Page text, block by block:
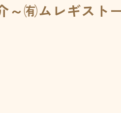
～㈲ムレギスト